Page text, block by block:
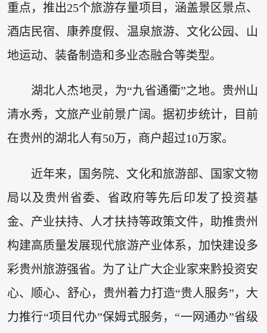
重点，推出25个旅游存量项目，涵盖景区景点、
酒店民宿、康养度假、温泉旅游、文化公园、山
地运动、装备制造和多业态融合等类型。
湖北人杰地灵，为“九省通衢”之地。贵州山
清水秀，文旅产业前景广阔。据初步统计，目前
在贵州的湖北人有50万，商户超过10万家。
近年来，国务院、文化和旅游部、国家文物
局以及贵州省委、省政府等先后印发了投资基
金、产业扶持、人才扶持等政策文件，助推贵州
构建高质量发展现代旅游产业体系，加快建设多
彩贵州旅游强省。为了让广大企业家来黔投资安
心、顺心、舒心，贵州着力打造“贵人服务”，大
力推行“项目代办”保姆式服务，“一网通办”省级